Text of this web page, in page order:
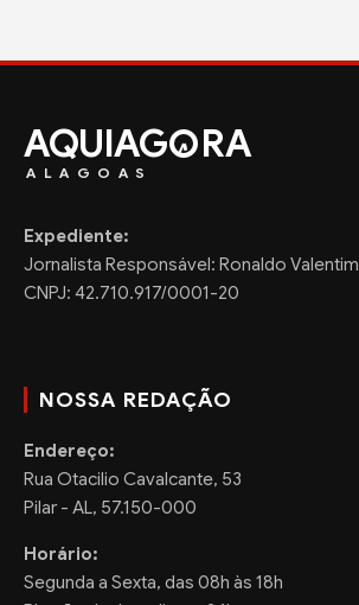
AQUIAG RA
ALAGOAS
Expediente:
Jornalista Responsável: Ronaldo Valentim
CNPJ: 42.710.917/0001-20
NOSSA REDAÇÃO
Endereço:
Rua Otacilio Cavalcante, 53
Pilar - AL, 57.150-000
Horário:
Segunda a Sexta, das 08h às 18h